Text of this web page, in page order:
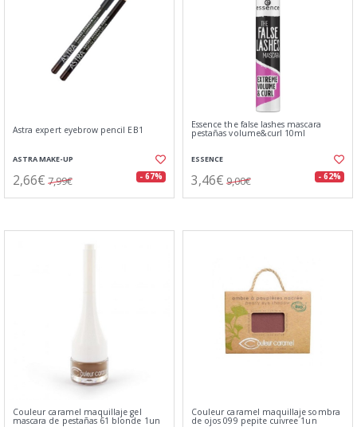
Astra expert eyebrow pencil EB1
ASTRA MAKE-UP
2,66€ 7,99€ - 67%
Essence the false lashes mascara
pestañas volume&curl 10ml
ESSENCE
3,46€ 9,00€ - 62%
Couleur caramel maquillaje gel
mascara de pestañas 61 blonde 1un
Couleur caramel maquillaje sombra
de ojos 099 pepite cuivree 1un